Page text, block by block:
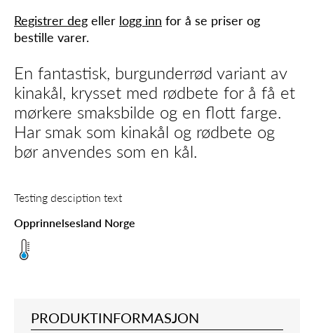
Registrer deg eller logg inn for å se priser og
bestille varer.
En fantastisk, burgunderrød variant av
kinakål, krysset med rødbete for å få et
mørkere smaksbilde og en flott farge.
Har smak som kinakål og rødbete og
bør anvendes som en kål.
Testing desciption text
Opprinnelsesland Norge
PRODUKTINFORMASJON